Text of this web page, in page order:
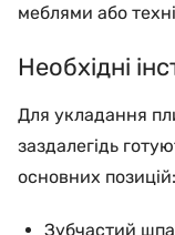
меблями або
Необхідні
Для укладання
заздалегідь
основних позицій:
Зубчастий